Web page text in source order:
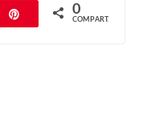
0
COMPART.